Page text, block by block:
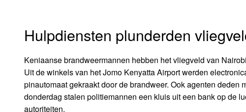
Hulpdiensten plunderden
Keniaanse brandweermannen hebben het vliegveld van
Uit de winkels van het Jomo Kenyatta Airport werden
pinautomaat gekraakt door de brandweer. Ook agenten
donderdag stalen politiemannen een kluis uit een bank op de
autoriteiten.